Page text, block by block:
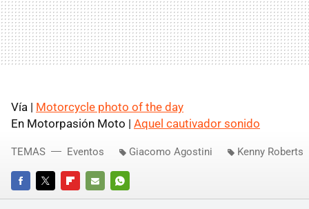
Vía | Motorcycle photo of the day
En Motorpasión Moto | Aquel cautivador sonido
FACEBOOKTWITTERFLIPBOARD
E-
WHATSAPP
TEMAS Eventos Giacomo Agostini Kenny Roberts